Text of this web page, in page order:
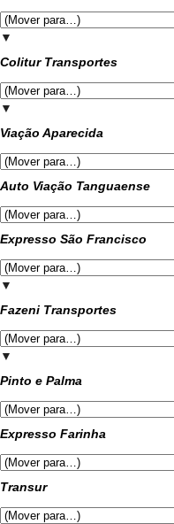
▼
Colitur Transportes
▼
Viação Aparecida
Auto Viação Tanguaense
Expresso São Francisco
▼
Fazeni Transportes
▼
Pinto e Palma
Expresso Farinha
Transur